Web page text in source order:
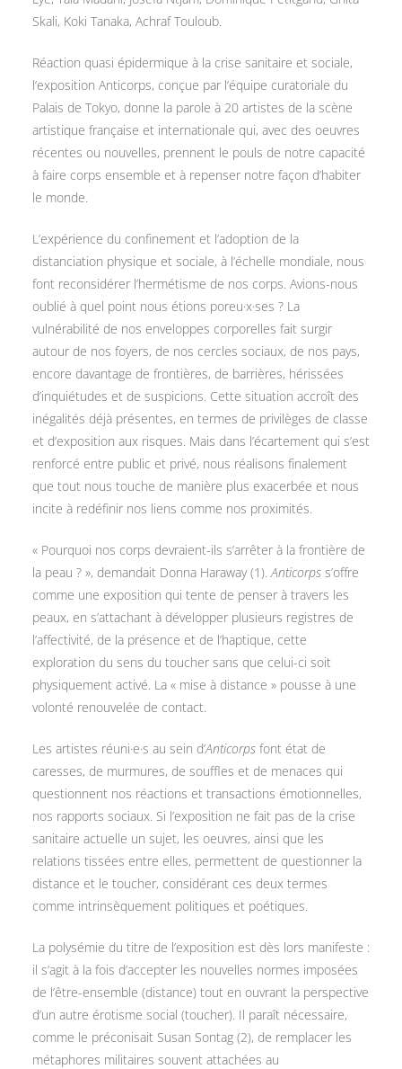
Skali, Koki Tanaka, Achraf Touloub.
Réaction quasi épidermique à la crise sanitaire et sociale,
l’exposition Anticorps, conçue par l’équipe curatoriale du
Palais de Tokyo, donne la parole à 20 artistes de la scène
artistique française et internationale qui, avec des oeuvres
récentes ou nouvelles, prennent le pouls de notre capacité
à faire corps ensemble et à repenser notre façon d’habiter
le monde.
L’expérience du confinement et l’adoption de la
distanciation physique et sociale, à l’échelle mondiale, nous
font reconsidérer l’hermétisme de nos corps. Avions-nous
oublié à quel point nous étions poreu·x·ses ? La
vulnérabilité de nos enveloppes corporelles fait surgir
autour de nos foyers, de nos cercles sociaux, de nos pays,
encore davantage de frontières, de barrières, hérissées
d’inquiétudes et de suspicions. Cette situation accroît des
inégalités déjà présentes, en termes de privilèges de classe
et d’exposition aux risques. Mais dans l’écartement qui s’est
renforcé entre public et privé, nous réalisons finalement
que tout nous touche de manière plus exacerbée et nous
incite à redéfinir nos liens comme nos proximités.
« Pourquoi nos corps devraient-ils s’arrêter à la frontière de
la peau ? », demandait Donna Haraway (1). Anticorps s’offre
comme une exposition qui tente de penser à travers les
peaux, en s’attachant à développer plusieurs registres de
l’affectivité, de la présence et de l’haptique, cette
exploration du sens du toucher sans que celui-ci soit
physiquement activé. La « mise à distance » pousse à une
volonté renouvelée de contact.
Les artistes réuni·e·s au sein d’Anticorps font état de
caresses, de murmures, de souffles et de menaces qui
questionnent nos réactions et transactions émotionnelles,
nos rapports sociaux. Si l’exposition ne fait pas de la crise
sanitaire actuelle un sujet, les oeuvres, ainsi que les
relations tissées entre elles, permettent de questionner la
distance et le toucher, considérant ces deux termes
comme intrinsèquement politiques et poétiques.
La polysémie du titre de l’exposition est dès lors manifeste :
il s’agit à la fois d’accepter les nouvelles normes imposées
de l’être-ensemble (distance) tout en ouvrant la perspective
d’un autre érotisme social (toucher). Il paraît nécessaire,
comme le préconisait Susan Sontag (2), de remplacer les
métaphores militaires souvent attachées au